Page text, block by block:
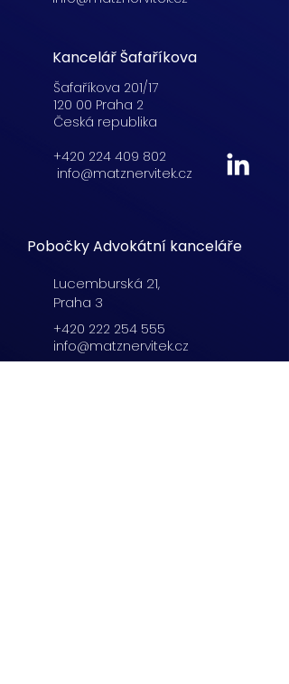
Kancelář Šafaříkova
Šafaříkova 201/17
120 00 Praha 2
Česká republika
+420 224 409 802
info@matznervitek.cz
Pobočky Advokátní kanceláře
Lucemburská 21,
Praha 3
+420 222 254 555
info@matznervitek.cz